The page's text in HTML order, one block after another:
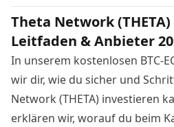
Theta Network
Leitfaden & Anbieter
In unserem kostenlosen BTC-
wir dir, wie du sicher und
Network (THETA) investieren
erklären wir, worauf du beim